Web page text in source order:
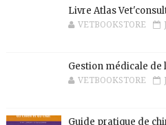
Livre Atlas
VETBOOKSTORE
Gestion médicale de
VETBOOKSTORE
Guide pratique de